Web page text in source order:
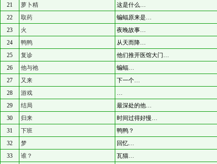
21
萝卜精
这是什么…
22
取药
蝙蝠原来是…
23
火
夜晚故事…
24
鸭鸭
从天而降…
25
复诊
他们推开医馆大门…
26
他与祂
蝙蝠…
27
又来
下一个…
28
游戏
…
29
结局
最深处的他…
30
归来
时间过得好慢…
31
下班
鸭鸭？
32
梦
回忆…
33
谁？
瓦猫…